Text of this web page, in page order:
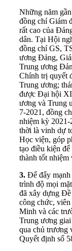
Những năm
đồng chí Giám
rất cao của
dân. Tại Hội
đồng chí GS,
ương Đảng,
Trung ương
Chính trị quyết
Trung ương;
được Đại hội
ương và Trung
7-2021, đồng
nhiệm kỳ 2021-
thời là vinh dự
Học viện, góp
tạo điều kiện
thành tốt nhiệm
3. Để đẩy mạnh
trình độ mọi
đã xây dựng Đề
công chức,
Minh và các
Trung ương
qua chủ trương
Quyết định số